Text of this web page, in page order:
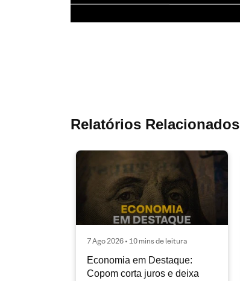
Relatórios Relacionados
7 Ago 2026 • 10 mins de leitura
Economia em Destaque:
Copom corta juros e deixa